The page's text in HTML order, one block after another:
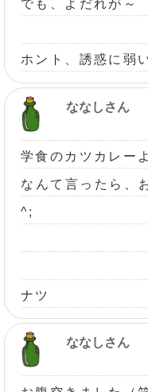
でも、よだれが～
ホント、誘惑に弱
ななしさん
学食のカツカレ
なんて言ったら、
^;
ナツ
ななしさん